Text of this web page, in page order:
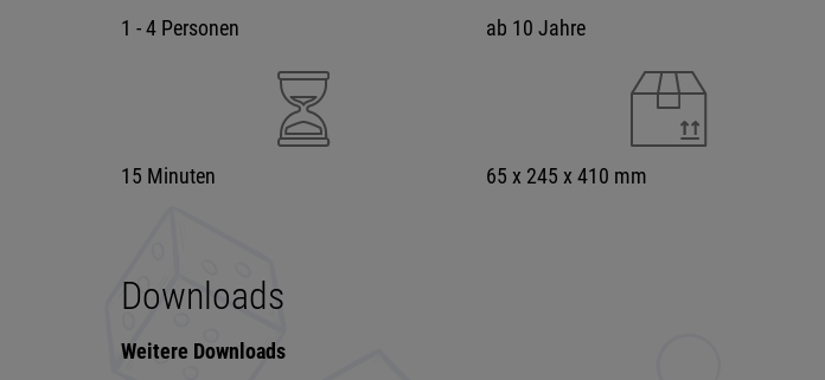
1 - 4 Personen ab 10 Jahre
15 Minuten 65 x 245 x 410 mm
Downloads
Weitere Downloads